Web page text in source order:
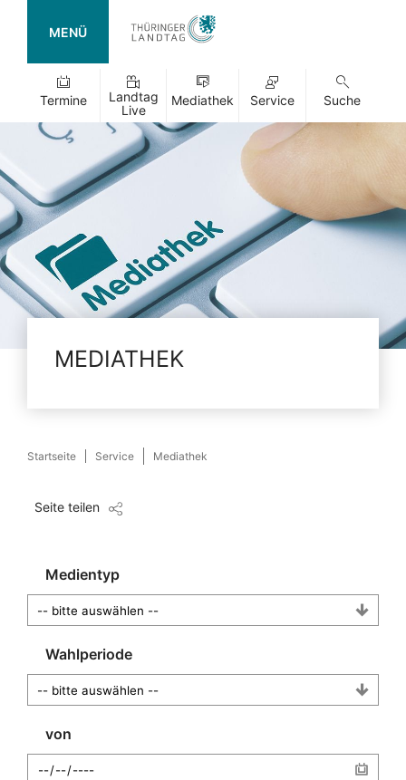
MENÜ
Termine
Landtag
Live
Mediathek Service Suche
MEDIATHEK
Startseite Service Mediathek
Seite teilen
Medientyp
Wahlperiode
von